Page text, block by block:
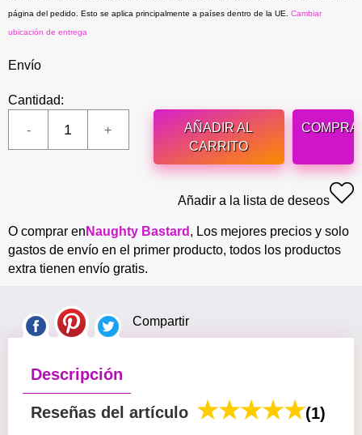
página del pedido. Esto se aplica principalmente a países dentro de la UE. Cambiar
ubicación de entrega
Envío
Cantidad:
AÑADIR AL
CARRITO
Añadir a la lista de deseos
O comprar en Naughty Bastard , Los mejores precios y solo
gastos de envío en el primer producto, todos los productos
extra tienen envío gratis.
Compartir
Descripción
Reseñas del artículo (1)